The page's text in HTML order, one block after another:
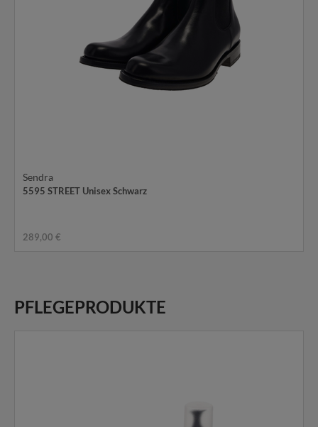
Sendra
5595 STREET Unisex Schwarz
289,00 €
PFLEGEPRODUKTE